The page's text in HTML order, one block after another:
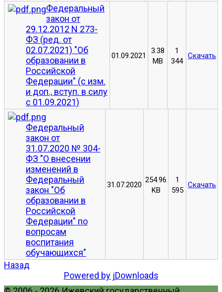
Федеральный
закон от
29.12.2012 N 273-
ФЗ (ред. от
02.07.2021) "Об
образовании в
Российской
Федерации" (с изм.
и доп., вступ. в силу
с 01.09.2021)
01.09.2021
3.38
MB
1
344
Скачать
Федеральный
закон от
31.07.2020 № 304-
ФЗ "О внесении
изменений в
Федеральный
закон "Об
образовании в
Российской
Федерации" по
вопросам
воспитания
обучающихся"
31.07.2020
254.96
KB
1
595
Скачать
Назад
Powered by jDownloads